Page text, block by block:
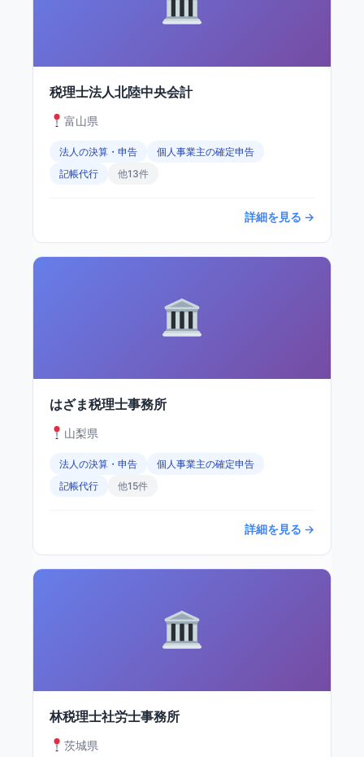
税理士法人北陸中央会計
富山県
法人の決算・申告
個人事業主の確定申告
記帳代行
他13件
詳細を見る →
はざま税理士事務所
山梨県
法人の決算・申告
個人事業主の確定申告
記帳代行
他15件
詳細を見る →
林税理士社労士事務所
茨城県